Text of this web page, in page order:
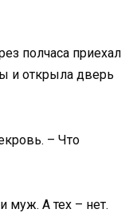
полчаса приехал
и открыла дверь
– Что
муж. А тех – нет.